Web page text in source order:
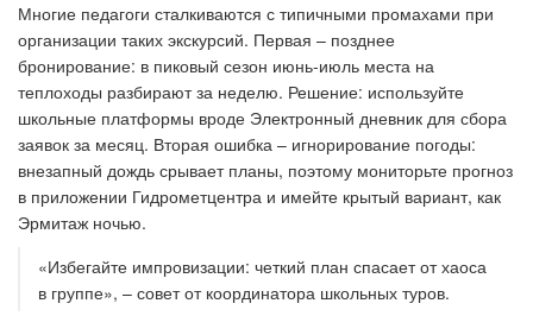
Многие педагоги сталкиваются с типичными промахами при
организации таких экскурсий. Первая – позднее
бронирование: в пиковый сезон июнь-июль места на
теплоходы разбирают за неделю. Решение: используйте
школьные платформы вроде Электронный дневник для сбора
заявок за месяц. Вторая ошибка – игнорирование погоды:
внезапный дождь срывает планы, поэтому мониторьте прогноз
в приложении Гидрометцентра и имейте крытый вариант, как
Эрмитаж ночью.
«Избегайте импровизации: четкий план спасает от хаоса
в группе», – совет от координатора школьных туров.